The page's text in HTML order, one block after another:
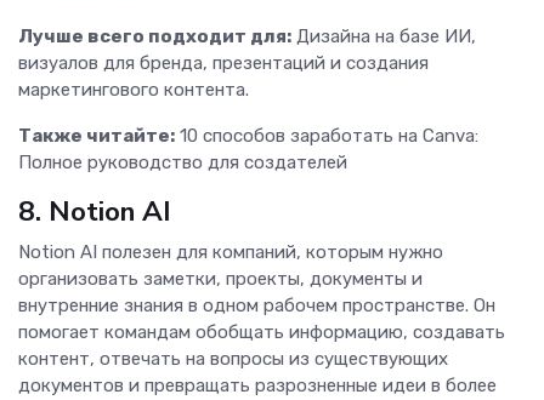
Лучше всего подходит для: Дизайна на базе ИИ,
визуалов для бренда, презентаций и создания
маркетингового контента.
Также читайте: 10 способов заработать на Canva:
Полное руководство для создателей
8. Notion AI
Notion AI полезен для компаний, которым нужно
организовать заметки, проекты, документы и
внутренние знания в одном рабочем пространстве. Он
помогает командам обобщать информацию, создавать
контент, отвечать на вопросы из существующих
документов и превращать разрозненные идеи в более